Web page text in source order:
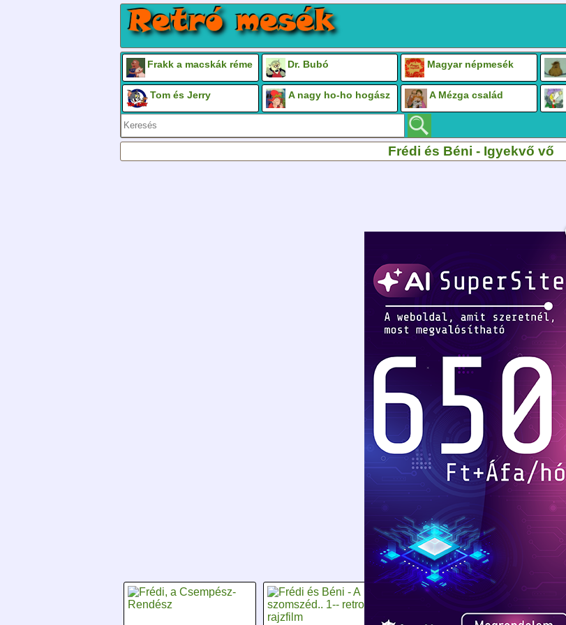
Frakk a macskák réme Dr. Bubó Magyar népmesék
Tom és Jerry A nagy ho-ho hogász A Mézga család
Frédi és Béni - Igyekvő vő